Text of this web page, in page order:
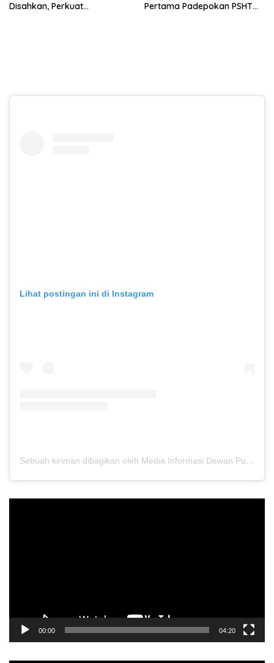
Disahkan, Perkuat
Pertama Padepokan PSHT
Lihat postingan ini di Instagram
Sebuah kiriman dibagikan oleh Media Informasi Dewan Pusat Persaudaraan Setia Hati Terate (@media.dewanpusat)
00:00 04:20